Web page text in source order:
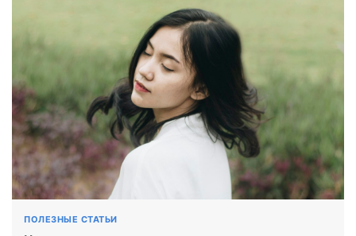
ПОЛЕЗНЫЕ СТАТЬИ